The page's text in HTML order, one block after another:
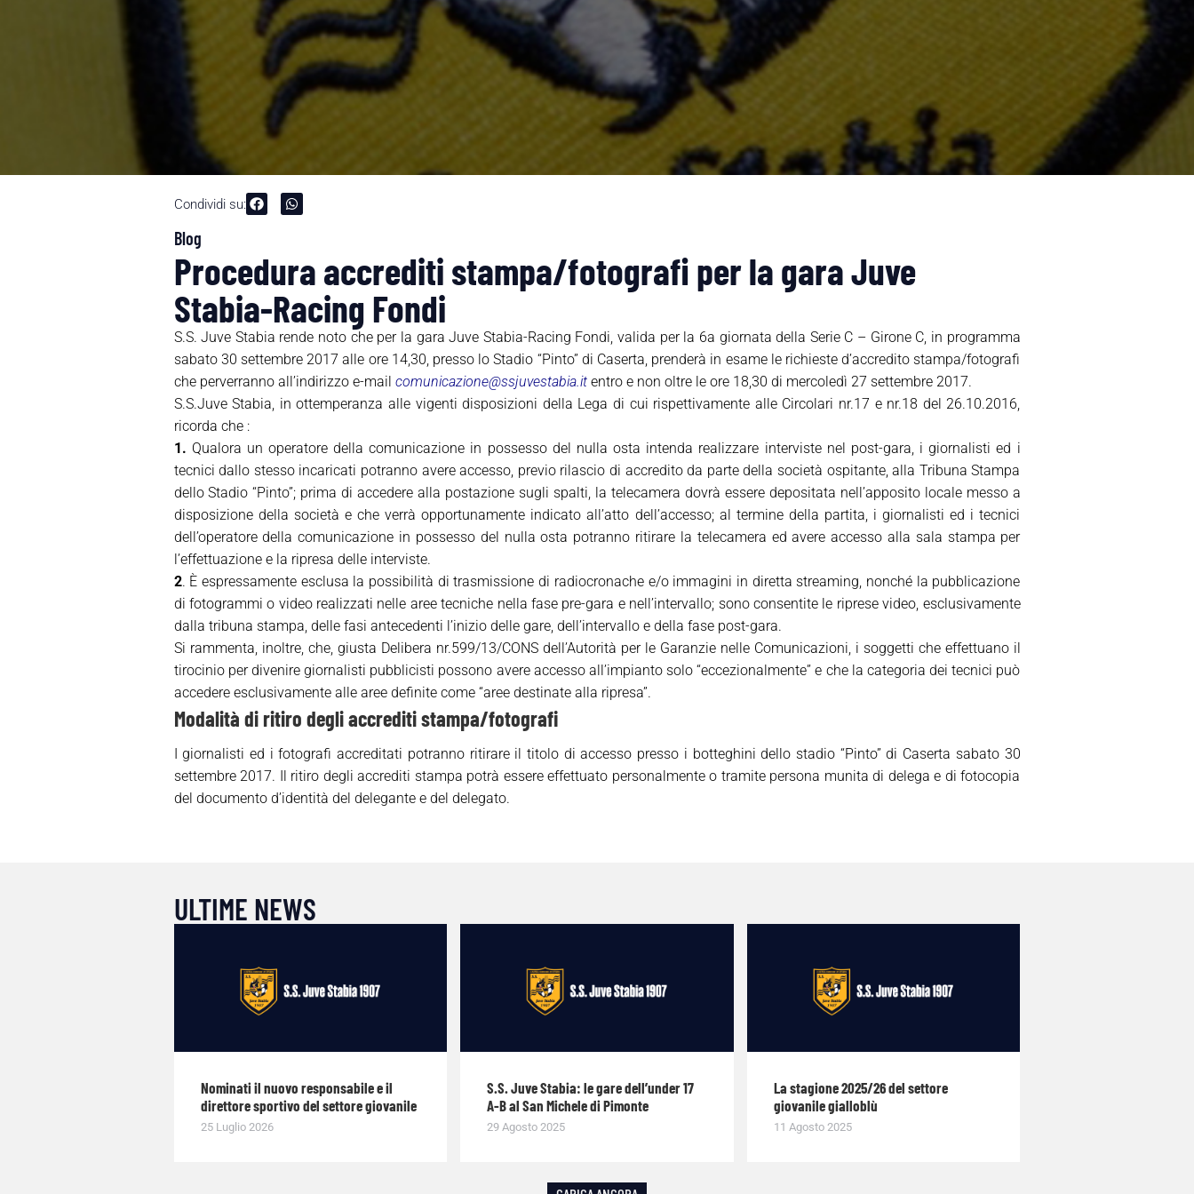
Condividi su:
Blog
Procedura accrediti stampa/fotografi per la gara Juve
Stabia-Racing Fondi
S.S. Juve Stabia rende noto che per la gara Juve Stabia-Racing Fondi, valida per la 6a giornata della Serie C – Girone C, in programma
sabato 30 settembre 2017 alle ore 14,30, presso lo Stadio “Pinto” di Caserta, prenderà in esame le richieste d’accredito stampa/fotografi
che perverranno all’indirizzo e-mail comunicazione@ssjuvestabia.itentro e non oltre le ore 18,30 di mercoledì 27 settembre 2017.
S.S.Juve Stabia, in ottemperanza alle vigenti disposizioni della Lega di cui rispettivamente alle Circolari nr.17 e nr.18 del 26.10.2016,
ricorda che :
1. Qualora un operatore della comunicazione in possesso del nulla osta intenda realizzare interviste nel post-gara, i giornalisti ed i
tecnici dallo stesso incaricati potranno avere accesso, previo rilascio di accredito da parte della società ospitante, alla Tribuna Stampa
dello Stadio “Pinto”; prima di accedere alla postazione sugli spalti, la telecamera dovrà essere depositata nell’apposito locale messo a
disposizione della società e che verrà opportunamente indicato all’atto dell’accesso; al termine della partita, i giornalisti ed i tecnici
dell’operatore della comunicazione in possesso del nulla osta potranno ritirare la telecamera ed avere accesso alla sala stampa per
l’effettuazione e la ripresa delle interviste.
2. È espressamente esclusa la possibilità di trasmissione di radiocronache e/o immagini in diretta streaming, nonché la pubblicazione
di fotogrammi o video realizzati nelle aree tecniche nella fase pre-gara e nell’intervallo; sono consentite le riprese video, esclusivamente
dalla tribuna stampa, delle fasi antecedenti l’inizio delle gare, dell’intervallo e della fase post-gara.
Si rammenta, inoltre, che, giusta Delibera nr.599/13/CONS dell’Autorità per le Garanzie nelle Comunicazioni, i soggetti che effettuano il
tirocinio per divenire giornalisti pubblicisti possono avere accesso all’impianto solo “eccezionalmente” e che la categoria dei tecnici può
accedere esclusivamente alle aree definite come “aree destinate alla ripresa”.
Modalità di ritiro degli accrediti stampa/fotografi
I giornalisti ed i fotografi accreditati potranno ritirare il titolo di accesso presso i botteghini dello stadio “Pinto” di Caserta sabato 30
settembre 2017. Il ritiro degli accrediti stampa potrà essere effettuato personalmente o tramite persona munita di delega e di fotocopia
del documento d’identità del delegante e del delegato.
ULTIME NEWS
Nominati il nuovo responsabile e il
direttore sportivo del settore giovanile
25 Luglio 2026
S.S. Juve Stabia: le gare dell’under 17
A-B al San Michele di Pimonte
29 Agosto 2025
La stagione 2025/26 del settore
giovanile gialloblù
11 Agosto 2025